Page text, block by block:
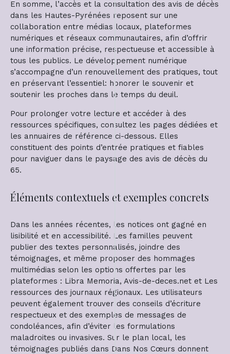
En somme, l’accès et la consultation des avis de décès
dans les Hautes-Pyrénées reposent sur une
collaboration entre médias locaux, plateformes
numériques et réseaux communautaires, afin d’offrir
une information précise, respectueuse et accessible à
tous les publics. Le développement numérique
s’accompagne d’un renouvellement des pratiques, tout
en préservant l’essentiel: honorer le souvenir et
soutenir les proches dans le temps du deuil.
Pour prolonger votre lecture et accéder à des
ressources spécifiques, consultez les pages dédiées et
les annuaires de référence ci-dessous. Elles
constituent des points d’entrée pratiques et fiables
pour naviguer dans le paysage des avis de décès du
65.
Éléments contextuels et exemples concrets
Dans les années récentes, les notices ont gagné en
lisibilité et en accessibilité. Les familles peuvent
publier des textes personnalisés, joindre des
témoignages, et même proposer des hommages
multimédias selon les options offertes par les
plateformes : Libra Memoria, Avis-de-deces.net et Les
ressources des journaux régionaux. Les utilisateurs
peuvent également trouver des conseils d’écriture
respectueux et des exemples de messages de
condoléances, afin d’éviter les formulations
maladroites ou invasives. Sur le plan local, les
témoignages publiés dans Dans Nos Cœurs donnent